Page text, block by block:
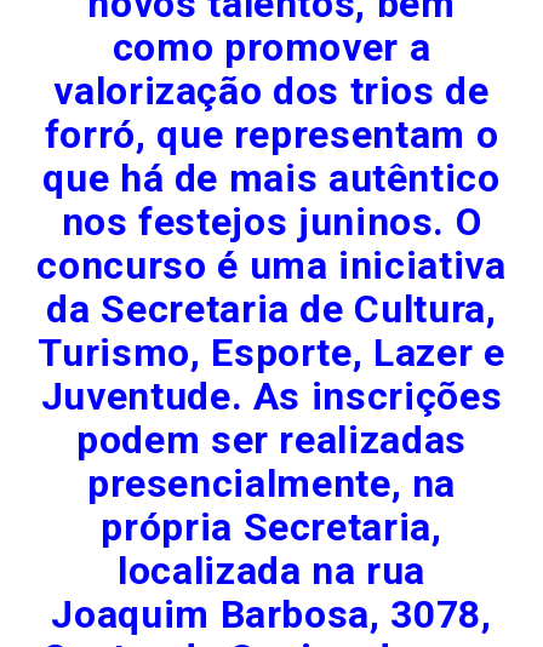
como promover a
valorização dos trios de
forró, que representam o
que há de mais autêntico
nos festejos juninos. O
concurso é uma iniciativa
da Secretaria de Cultura,
Turismo, Esporte, Lazer e
Juventude. As inscrições
podem ser realizadas
presencialmente, na
própria Secretaria,
localizada na rua
Joaquim Barbosa, 3078,